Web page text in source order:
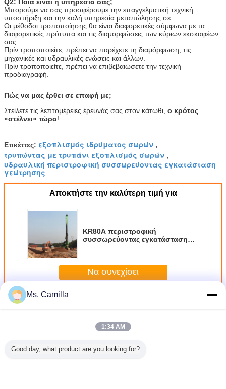
Μπορούμε να σας προσφέρουμε την επαγγελματική τεχνική
υποστήριξη και την καλή υπηρεσία μεταπώλησης σε.
Οι μέθοδοι τροποποίησης θα είναι διαφορετικές σύμφωνα με τα
διαφορετικές πρότυπα και τις διαμορφώσεις των κύριων εκσκαφέων
σας.
Πρίν τροποποιείτε, πρέπει να παρέχετε τη διαμόρφωση, τις
μηχανικές και υδραυλικές ενώσεις και άλλων.
Πρίν τροποποιείτε, πρέπει να επιβεβαιώσετε την τεχνική
προδιαγραφή.
Πώς να μας έρθει σε επαφή με;
Στείλετε τις λεπτομέρειες έρευνάς σας στον κάτωθι, ο κρότος
«στέλνει» τώρα!
Ετικέττες: εξοπλισμός ιδρύματος σωρών ,
τρυπώντας με τρυπάνι εξοπλισμός σωρών ,
υδραυλική περιστροφική συσσωρεύοντας εγκατάσταση
γεώτρησης
Αποκτήστε την καλύτερη τιμή για
KR80A περιστροφική
συσσωρεύοντας εγκατάσταση
τρυπάνι διάμετρος 1000 μέγιστου
χιλ. βάθους 28 Μ διάτρυσης
Να συνεχίσει
Περισσότεροι
Περιστροφικός συγκρότημα πασσαλόπηξης
Ms. Camilla
1:34 AM
Good day, what product are you looking for?